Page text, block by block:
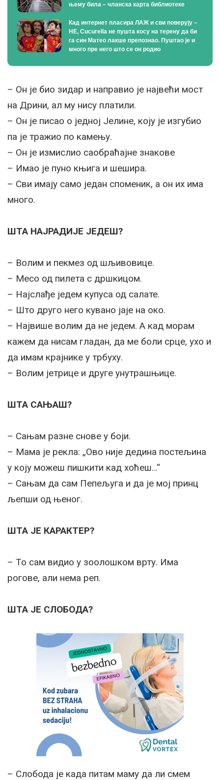
њему била – чланска карта библиотеке
Кад интернет пласира ЛАЖ и сви поверују –
НЕ, Cucurella не пушта косу на терену да би
га син Матео лакше препознао. Пуштао је и
много пре него што се он родио
– Он је био зидар и направио је највећи мост
на Дрини, ал му нису платили.
– Он је писао о једној Јелине, коју је изгубио
па је тражио по камењу.
– Он је измислио саобраћајне знакове
– Имао је пуно књига и шешира.
– Сви имају само један споменик, а он их има
много.
ШТА НАЈРАДИЈЕ ЈЕДЕШ?
– Волим и пекмез од шљивовице.
– Месо од пилета с дршкицом.
– Најслађе једем купуса од салате.
– Што друго него кувано јаје на око.
– Највише волим да не једем. А кад морам
кажем да нисам гладан, да ме боли срце, ухо и
да имам крајнике у трбуху.
– Волим јетрице и друге унутрашњице.
ШТА САЊАШ?
– Сањам разне снове у боји.
– Мама је рекла: „Ово није дедина постељина
у коју можеш пишкити кад хоћеш…“
– Сањам да сам Пепељуга и да је мој принц
љепши од њеног.
ШТА ЈЕ КАРАКТЕР?
– То сам видио у зоолошком врту. Има
рогове, али нема реп.
ШТА ЈЕ СЛОБОДА?
– Слобода је када питам маму да ли смем